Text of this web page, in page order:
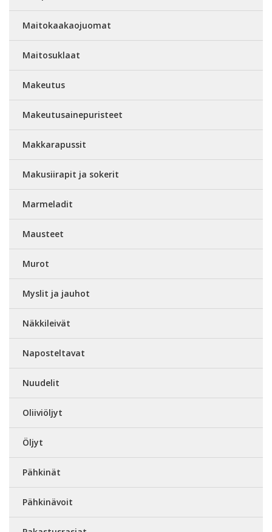
Maitokaakaojuomat
Maitosuklaat
Makeutus
Makeutusainepuristeet
Makkarapussit
Makusiirapit ja sokerit
Marmeladit
Mausteet
Murot
Myslit ja jauhot
Näkkileivät
Naposteltavat
Nuudelit
Oliiviöljyt
Öljyt
Pähkinät
Pähkinävoit